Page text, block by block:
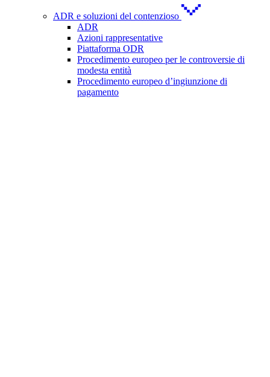
ADR e soluzioni del contenzioso
ADR
Azioni rappresentative
Piattaforma ODR
Procedimento europeo per le controversie di
modesta entità
Procedimento europeo d’ingiunzione di
pagamento